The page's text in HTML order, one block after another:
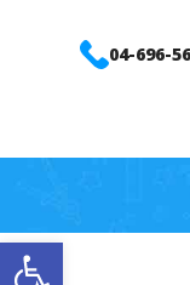
פתח
04-696-